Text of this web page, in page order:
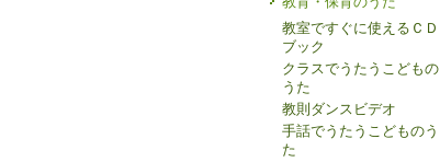
教室ですぐに使えるＣＤ
ブック
クラスでうたうこどもの
うた
教則ダンスビデオ
手話でうたうこどものう
た